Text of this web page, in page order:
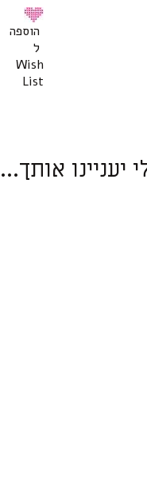
הוספה
ל
Wish
List
יעניינו אותך...